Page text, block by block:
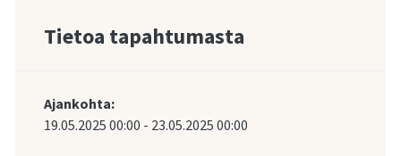
Tietoa tapahtumasta
Ajankohta:
19.05.2025 00:00 - 23.05.2025 00:00